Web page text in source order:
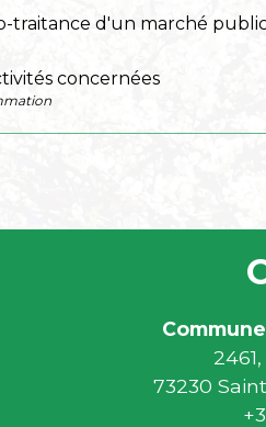
traitance d'un marché
concernées
73230